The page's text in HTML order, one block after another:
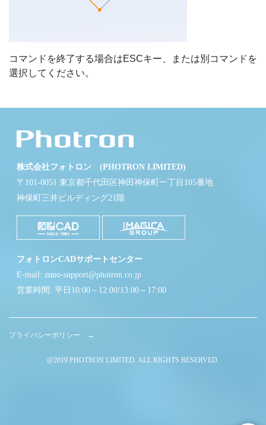
コマンドを終了する場合はESCキー、または別コマンドを
選択してください。
株式会社フォトロン (PHOTRON LIMITED)
〒101-0051 東京都千代田区神田神保町一丁目105番地
神保町三井ビルディング21階
フォトロンCADサポートセンター
E-mail: zuno-support@photron.co.jp
営業時間: 平日10:00～12:00/13:00～17:00
プライバシーポリシー →
@2019 PHOTRON LIMITED. ALL RIGHTS RESERVED.